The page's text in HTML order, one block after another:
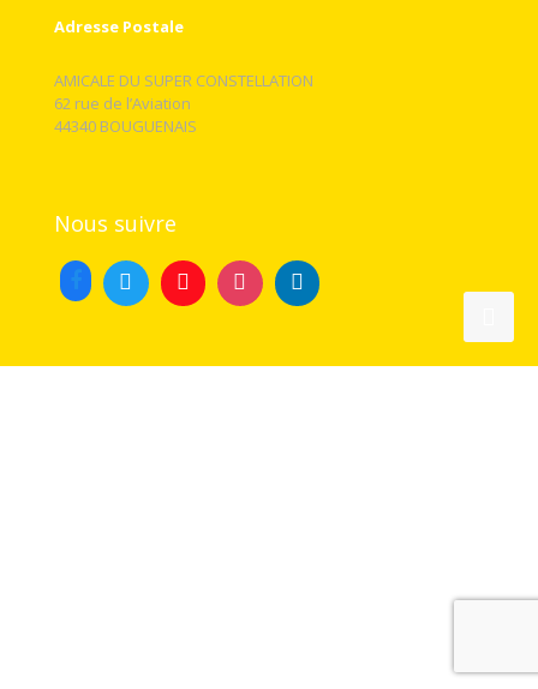
Adresse Postale
AMICALE DU SUPER CONSTELLATION
62 rue de l’Aviation
44340 BOUGUENAIS
Nous suivre